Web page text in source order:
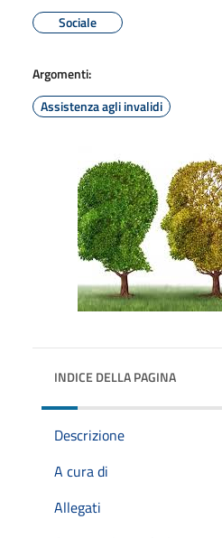
Sociale
Argomenti:
Assistenza agli invalidi
INDICE DELLA PAGINA
Descrizione
A cura di
Allegati